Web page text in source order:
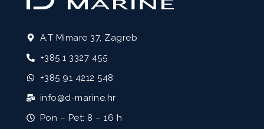
A.T Mimare 37, Zagreb
+385 1 3327 455
+385 91 4212 548
info@d-marine.hr
Pon – Pet: 8 – 16 h